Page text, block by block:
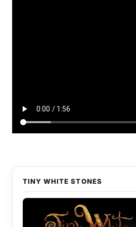
TINY WHITE STONES